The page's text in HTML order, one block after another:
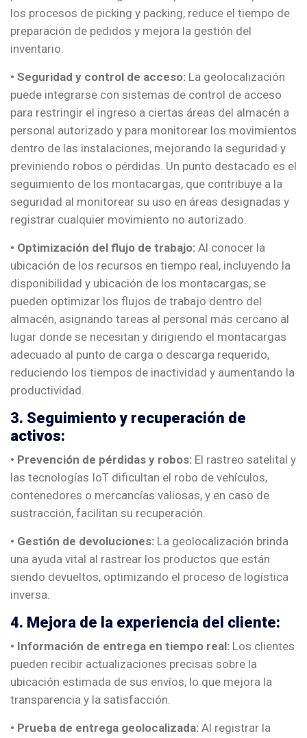
los procesos de picking y packing, reduce el tiempo de
preparación de pedidos y mejora la gestión del
inventario.
• Seguridad y control de acceso: La geolocalización
puede integrarse con sistemas de control de acceso
para restringir el ingreso a ciertas áreas del almacén a
personal autorizado y para monitorear los movimientos
dentro de las instalaciones, mejorando la seguridad y
previniendo robos o pérdidas. Un punto destacado es el
seguimiento de los montacargas, que contribuye a la
seguridad al monitorear su uso en áreas designadas y
registrar cualquier movimiento no autorizado.
• Optimización del flujo de trabajo: Al conocer la
ubicación de los recursos en tiempo real, incluyendo la
disponibilidad y ubicación de los montacargas, se
pueden optimizar los flujos de trabajo dentro del
almacén, asignando tareas al personal más cercano al
lugar donde se necesitan y dirigiendo el montacargas
adecuado al punto de carga o descarga requerido,
reduciendo los tiempos de inactividad y aumentando la
productividad.
3. Seguimiento y recuperación de
activos:
• Prevención de pérdidas y robos: El rastreo satelital y
las tecnologías IoT dificultan el robo de vehículos,
contenedores o mercancías valiosas, y en caso de
sustracción, facilitan su recuperación.
• Gestión de devoluciones: La geolocalización brinda
una ayuda vital al rastrear los productos que están
siendo devueltos, optimizando el proceso de logística
inversa.
4. Mejora de la experiencia del cliente:
• Información de entrega en tiempo real: Los clientes
pueden recibir actualizaciones precisas sobre la
ubicación estimada de sus envíos, lo que mejora la
transparencia y la satisfacción.
• Prueba de entrega geolocalizada: Al registrar la